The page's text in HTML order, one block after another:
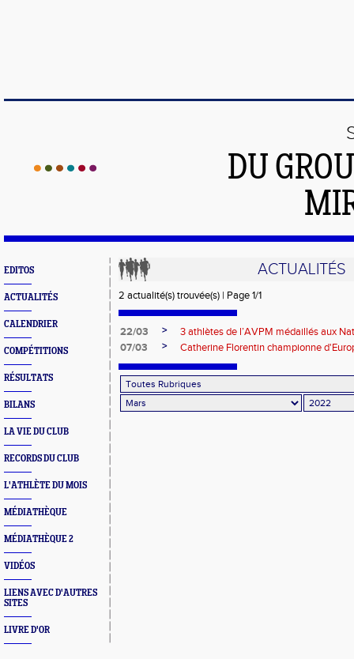
DU
EDITOS
ACTUALITÉS
CALENDRIER
COMPÉTITIONS
RÉSULTATS
BILANS
LA VIE DU CLUB
RECORDS DU CLUB
L'ATHLÈTE DU MOIS
MÉDIATHÈQUE
MÉDIATHÈQUE 2
VIDÉOS
LIENS AVEC D'AUTRES
SITES
LIVRE D'OR
ACTUALITÉS
2 actualité(s) trouvée(s) | Page 1/1
22/03 >
3 athlètes de l’AVPM médaillés aux
07/03
> Catherine Florentin championne